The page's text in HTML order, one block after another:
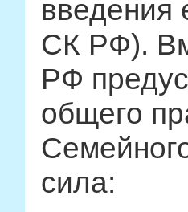
введения
СК РФ).
РФ
общего
сила: